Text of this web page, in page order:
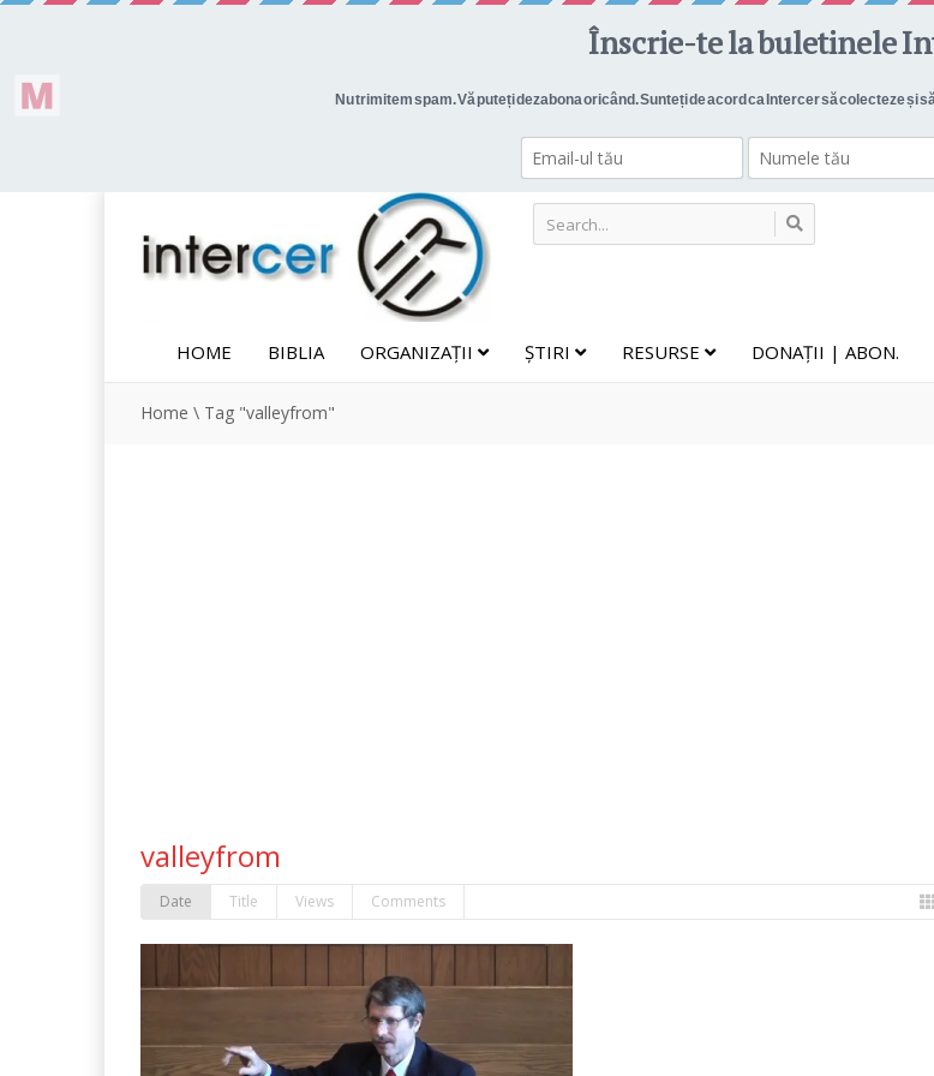
HOME BIBLIA ORGANIZAȚII ȘTIRI RESURSE DONAȚII | ABON.
Home \ Tag "valleyfrom"
valleyfrom
Date Title Views Comments